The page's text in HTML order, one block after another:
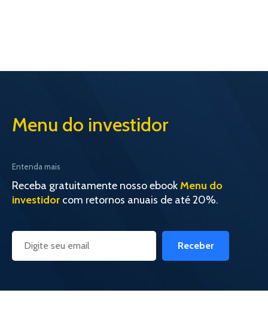
Menu do investidor
Entenda mais
Receba gratuitamente nosso ebookMenu do
investidor com retornos anuais de até 20%.
Receber